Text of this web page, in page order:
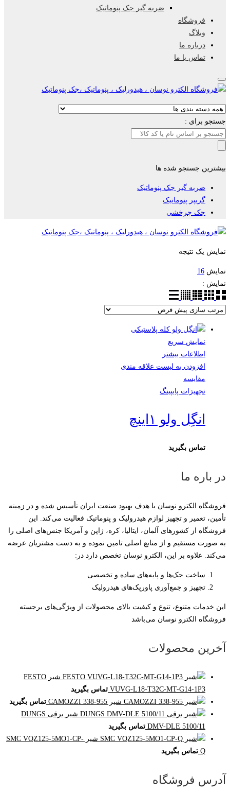
ضربه گیر جک پنوماتیک
فروشگاه
وبلاگ
درباره ما
تماس با ما
جستجو برای :
بیشترین جستجو شده ها
ضربه گیر جک پنوماتیک
گریپر پنوماتیک
جک چرخشی
نمایش یک نتیجه
نمایش 16
نمایش :
نمایش سریع
اطلاعات بیشتر
افزودن به لیست علاقه مندی
مقایسه
تجهیزات پایپینگ
انگِل ولو ۱اینچ
تماس بگیرید
در باره ما
فروشگاه الکترو نوسان با هدف بهبود صنعت ایران تأسیس شده و در زمینه
تأمین، تعمیر و تجهیز لوازم هیدرولیک و پنوماتیک فعالیت می‌کند. این
فروشگاه از کشورهای آلمان، ایتالیا، کره، ژاپن و آمریکا جنس‌های اصلی را
به صورت مستقیم و از منابع اصلی تامین نموده و به دست مشتریان عرضه
می‌کند. علاوه بر این، الکترو نوسان تخصص دارد در:
ساخت جک‌ها و پایه‌های ساده و تخصصی
تجهیز و جمع‌آوری پاورپک‌های هیدرولیک
این خدمات متنوع، تنوع و کیفیت بالای محصولات از ویژگی‌های برجسته
فروشگاه الکترو نوسان می‌باشد
آخرین محصولات
شیر FESTO
VUVG-L18-T32C-MT-G14-1P3 تماس بگیرید
شیر CAMOZZI 338-955
تماس بگیرید
شیر برقی DUNGS
DMV-DLE 5100/11 تماس بگیرید
شیر SMC VQZ125-5MO1-CP-
Q تماس بگیرید
آدرس فروشگاه